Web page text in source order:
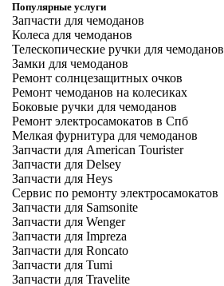
Популярные услуги
Запчасти для чемоданов
Колеса для чемоданов
Телескопические ручки для чемоданов
Замки для чемоданов
Ремонт солнцезащитных очков
Ремонт чемоданов на колесиках
Боковые ручки для чемоданов
Ремонт электросамокатов в Спб
Мелкая фурнитура для чемоданов
Запчасти для American Tourister
Запчасти для Delsey
Запчасти для Heys
Сервис по ремонту электросамокатов
Запчасти для Samsonite
Запчасти для Wenger
Запчасти для Impreza
Запчасти для Roncato
Запчасти для Tumi
Запчасти для Travelite